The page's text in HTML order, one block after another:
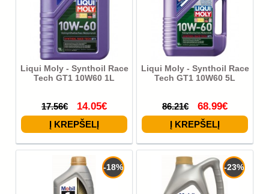
Liqui Moly - Synthoil Race
Tech GT1 10W60 1L
17.56€ 14.05€
Liqui Moly - Synthoil Race
Tech GT1 10W60 5L
86.21€ 68.99€
-18% -23%